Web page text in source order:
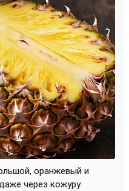
оранжевый и
через кожуру